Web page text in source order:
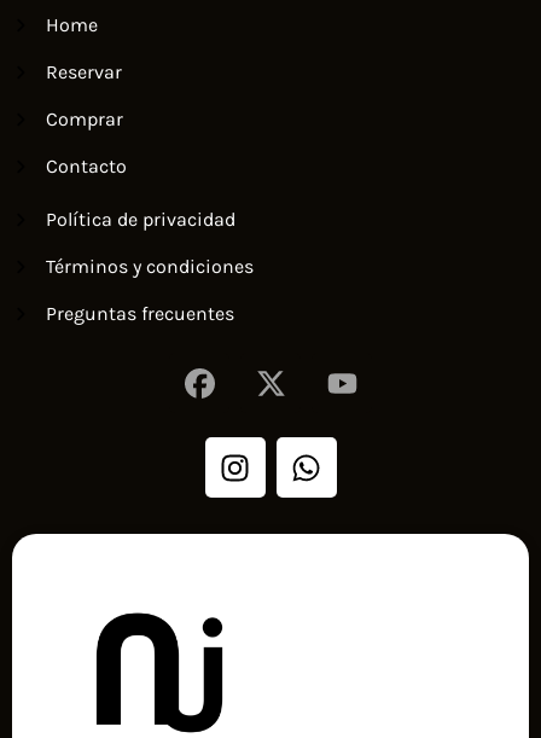
Home
Reservar
Comprar
Contacto
Política de privacidad
Términos y condiciones
Preguntas frecuentes